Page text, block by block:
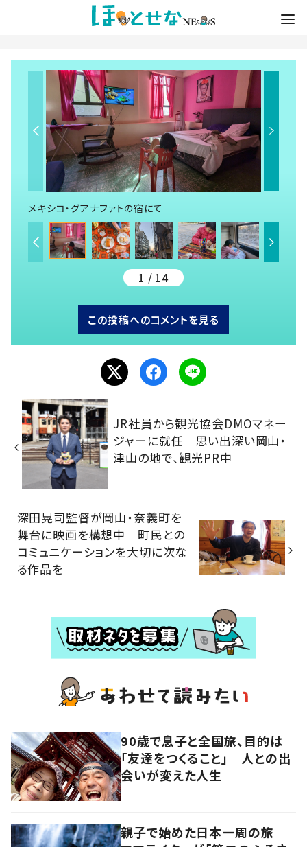
メキシコ・グアナファトの宿にて
1 / 14
この投稿へのコメントを見る
JR社員から観光協会DMOマネー
ジャーに就任 思い出深い岡山・
津山の地で、観光PR中
深田晃司監督が岡山・奈義町を
舞台に映画を構想中 町民との
コミュニケーションを大切に次な
る作品を
90歳で息子と全国旅、目的は
「友達をつくること」 人との出
会いが変えた人生
親子で始めた日本一周の旅